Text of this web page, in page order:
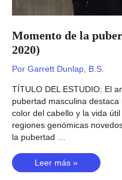
Momento de la
2020)
Por Garrett Dunlap, B.S.
TÍTULO DEL ESTUDIO: El
pubertad masculina
color del cabello y la vida
regiones genómicas
la pubertad …
Momento
de
Leer más »